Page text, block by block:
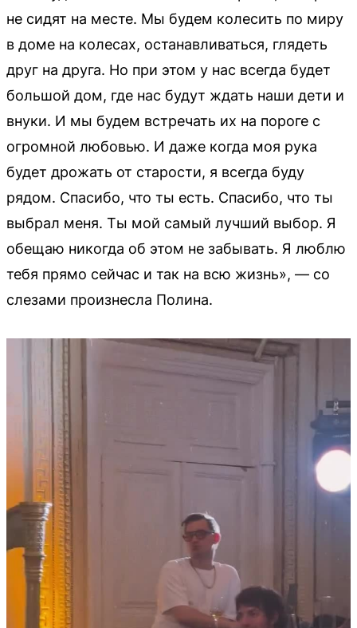
не сидят на месте. Мы будем колесить по миру
в доме на колесах, останавливаться, глядеть
друг на друга. Но при этом у нас всегда будет
большой дом, где нас будут ждать наши дети и
внуки. И мы будем встречать их на пороге с
огромной любовью. И даже когда моя рука
будет дрожать от старости, я всегда буду
рядом. Спасибо, что ты есть. Спасибо, что ты
выбрал меня. Ты мой самый лучший выбор. Я
обещаю никогда об этом не забывать. Я люблю
тебя прямо сейчас и так на всю жизнь», — со
слезами произнесла Полина.